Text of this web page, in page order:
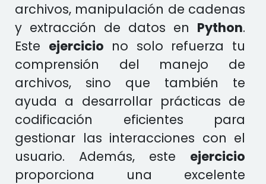
archivos, manipulación de cadenas
y extracción de datos en Python.
Este ejercicio no solo refuerza tu
comprensión del manejo de
archivos, sino que también te
ayuda a desarrollar prácticas de
codificación eficientes para
gestionar las interacciones con el
usuario. Además, este ejercicio
proporciona una excelente